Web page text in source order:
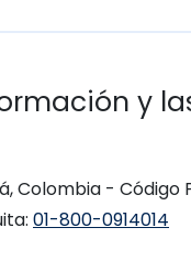
y
- Código
01-800-0914014